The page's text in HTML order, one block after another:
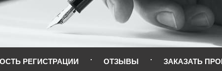
РЕГИСТРАЦИИ ОТЗЫВЫ ЗАКАЗАТЬ